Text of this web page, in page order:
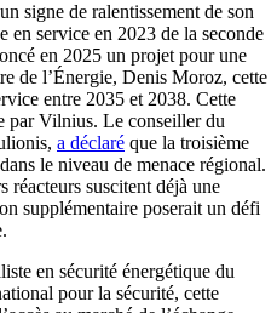
signe de ralentissement de son
en service en 2023 de la seconde
en 2025 un projet pour une
de l’Énergie, Denis Moroz, cette
entre 2035 et 2038. Cette
par Vilnius. Le conseiller du
a déclaré que la troisième
le niveau de menace régional.
réacteurs suscitent déjà une
supplémentaire poserait un défi
en sécurité énergétique du
pour la sécurité, cette